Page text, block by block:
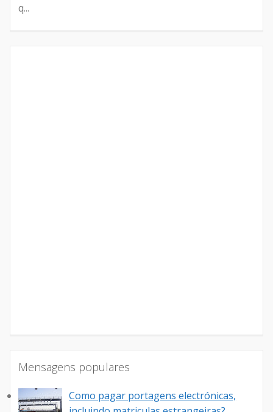
q...
Mensagens populares
Como pagar portagens electrónicas,